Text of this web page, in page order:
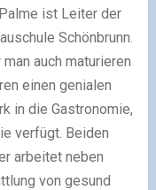
ist Leiter der
Schönbrunn.
auch maturieren
einen genialen
in die Gastronomie,
verfügt. Beiden
arbeitet neben
von gesund